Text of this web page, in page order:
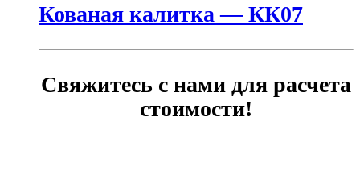
Кованая калитка — КК07
Свяжитесь с нами для расчета
стоимости!